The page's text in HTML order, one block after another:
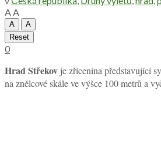
AA
A
A
Reset
0
Hrad Střekov je zřícenina představující
na znělcové skále ve výšce 100 metrů a